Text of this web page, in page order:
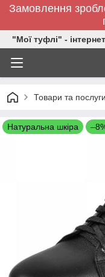
Замовлення
"Мої туфлі" -
Товари та послуги
Натуральна шкіра